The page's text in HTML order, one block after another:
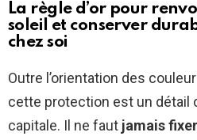
La règle d’or pour
soleil et conserver
chez soi
Outre l’orientation des
cette protection est un détail
capitale. Il ne faut jamais